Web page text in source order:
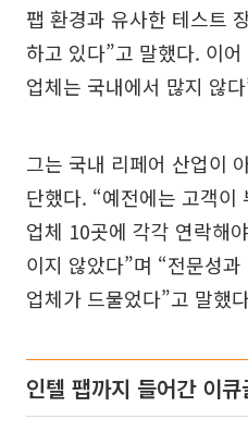
팹 환경과 유사한 테스트
하고 있다”고 말했다. 이
업체는 국내에서 많지 않
그는 국내 리페어 산업이
단했다. “예전에는 고객이
업체 10곳에 각각 연락해
이지 않았다”며 “전문성
업체가 드물었다”고 말했
인텔 팹까지 들어간 이큐